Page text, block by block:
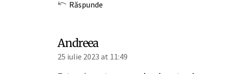
Răspunde
Andreea
25 iulie 2023 at 11:49